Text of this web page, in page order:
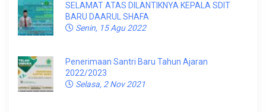
SELAMAT ATAS DILANTIKNYA KEPALA SDIT
BARU DAARUL SHAFA
Senin, 15 Agu 2022
Penerimaan Santri Baru Tahun Ajaran
2022/2023
Selasa, 2 Nov 2021